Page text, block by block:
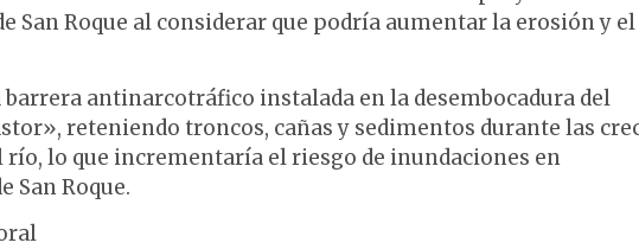
San Roque al considerar que podría aumentar la erosión y el
antinarcotráfico instalada en la desembocadura del
reteniendo troncos, cañas y sedimentos durante las
río, lo que incrementaría el riesgo de inundaciones en
San Roque.